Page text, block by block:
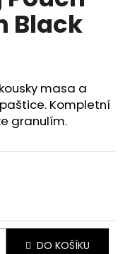
Black
masa a
Kompletní
granulím.
DO KOŠÍKU